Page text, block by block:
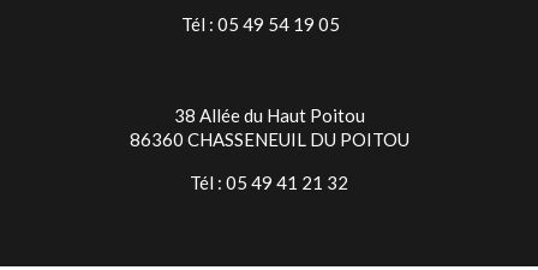
Tél : 05 49 54 19 05
38 Allée du Haut Poitou
86360 CHASSENEUIL DU POITOU
Tél : 05 49 41 21 32